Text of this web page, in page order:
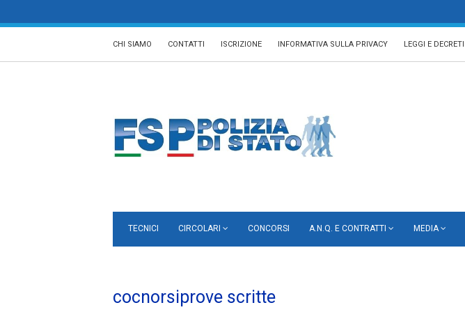
CHI SIAMO CONTATTI ISCRIZIONE INFORMATIVA SULLA PRIVACY LEGGI E DECRETI
TECNICI CIRCOLARI CONCORSI A.N.Q. E CONTRATTI MEDIA
cocnorsiprove scritte